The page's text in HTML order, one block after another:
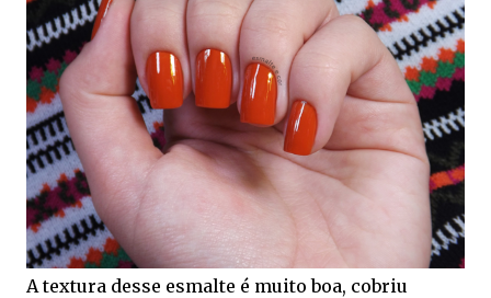
A textura desse esmalte é muito boa, cobriu